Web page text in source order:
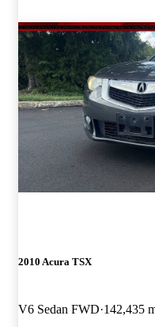
2010 Acura TSX
V6 Sedan FWD 142,435